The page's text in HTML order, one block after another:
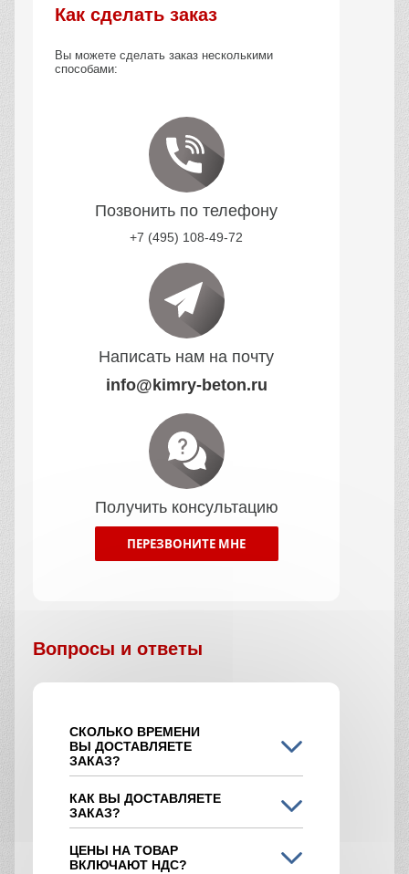
Как сделать заказ
Вы можете сделать заказ несколькими
способами:
Позвонить по телефону
+7 (495) 108-49-72
Написать нам на почту
info@kimry-beton.ru
Получить консультацию
ПЕРЕЗВОНИТЕ МНЕ
Вопросы и ответы
СКОЛЬКО ВРЕМЕНИ
ВЫ ДОСТАВЛЯЕТЕ
ЗАКАЗ?
КАК ВЫ ДОСТАВЛЯЕТЕ
ЗАКАЗ?
ЦЕНЫ НА ТОВАР
ВКЛЮЧАЮТ НДС?